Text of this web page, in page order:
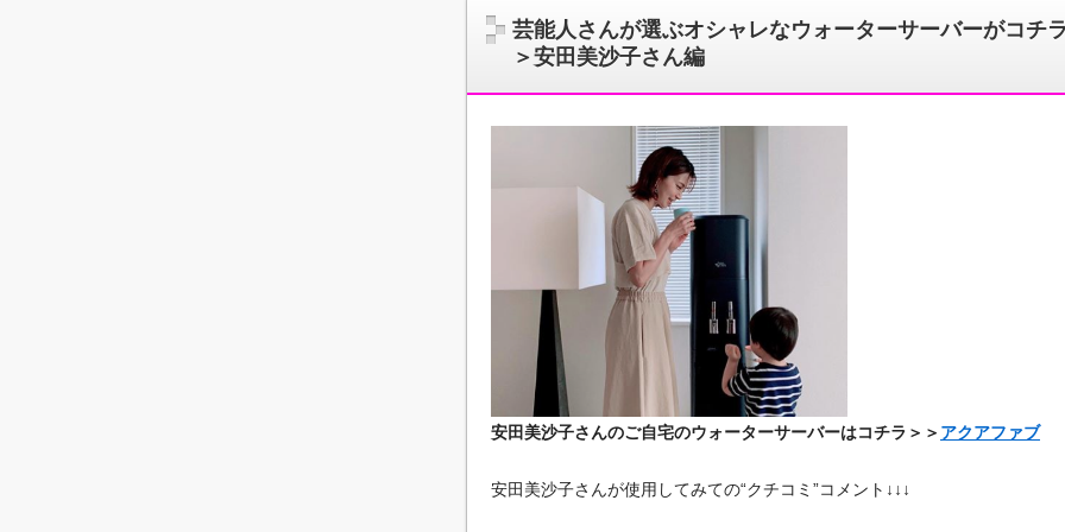
芸能人さんが選ぶオシャレなウォーターサーバーがコチ
＞安田美沙子さん編
安田美沙子さんのご自宅のウォーターサーバーはコチラ＞＞ アクアファブ
安田美沙子さんが使用してみての“クチコミ”コメント↓↓↓